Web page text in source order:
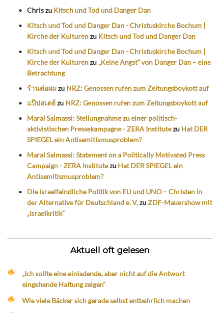
Chriszu Kitsch und Tod und Danger Dan
Kitsch und Tod und Danger Dan - Christuskirche Bochum |
Kirche der Kulturenzu Kitsch und Tod und Danger Dan
Kitsch und Tod und Danger Dan - Christuskirche Bochum |
Kirche der Kulturenzu „Keine Angst“ von Danger Dan – eine
Betrachtung
ร้านต่อผมzu NRZ: Genossen rufen zum Zeitungsboykott auf
แป๊ปสเตย์zu NRZ: Genossen rufen zum Zeitungsboykott auf
Maral Salmassi: Stellungnahme zu einer politisch-
aktivistischen Pressekampagne - ZERA Institutezu Hat DER
SPIEGEL ein Antisemitismusproblem?
Maral Salmassi: Statement on a Politically Motivated Press
Campaign - ZERA Institutezu Hat DER SPIEGEL ein
Antisemitismusproblem?
Die israelfeindliche Politik von EU und UNO – Christen in
der Alternative für Deutschland e. V.zuZDF-Mauershow mit
„Israelkritik“
Aktuell oft gelesen
„Ich sollte eine einladende, aber nicht auf die Antwort
eingehende Haltung zeigen“
Wie viele Bäcker sich gerade selbst entbehrlich machen